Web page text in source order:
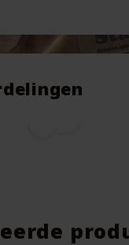
wordt niet